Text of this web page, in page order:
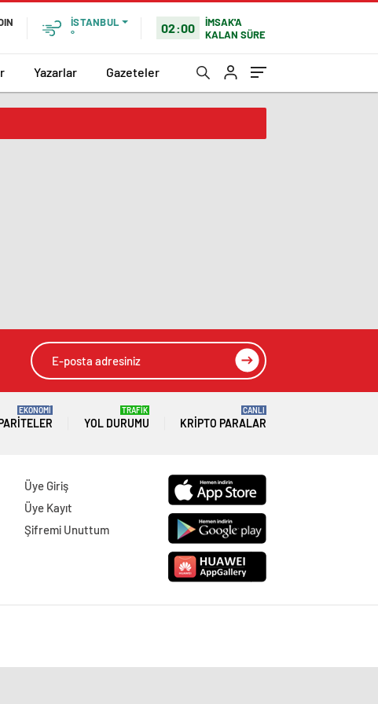
İSTANBUL
°
02:00
İMSAK'A
KALAN SÜRE
Yazarlar Gazeteler
EKONOMİ
YOL DURUMU
TRAFİK
KRIPTO PARALAR
CANLI
Üye Giriş
Üye Kayıt
Şifremi Unuttum